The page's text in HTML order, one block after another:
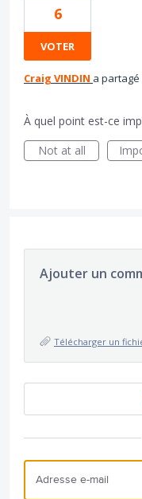
6
VOTER
Craig VINDIN a
À quel point est-ce
Not at all
Ajouter un
Télécharger un